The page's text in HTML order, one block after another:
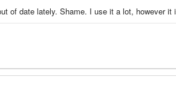
of date lately. Shame. I use it a lot, however it